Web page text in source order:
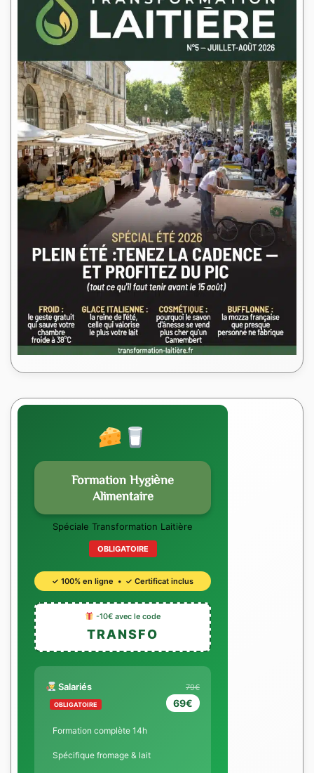
Formation Hygiène
Alimentaire
Spéciale Transformation Laitière
OBLIGATOIRE
✓ 100% en ligne • ✓ Certificat inclus
-10€ avec le code
TRANSFO
Salariés
OBLIGATOIRE
79€
69€
Formation complète 14h
Spécifique fromage & lait